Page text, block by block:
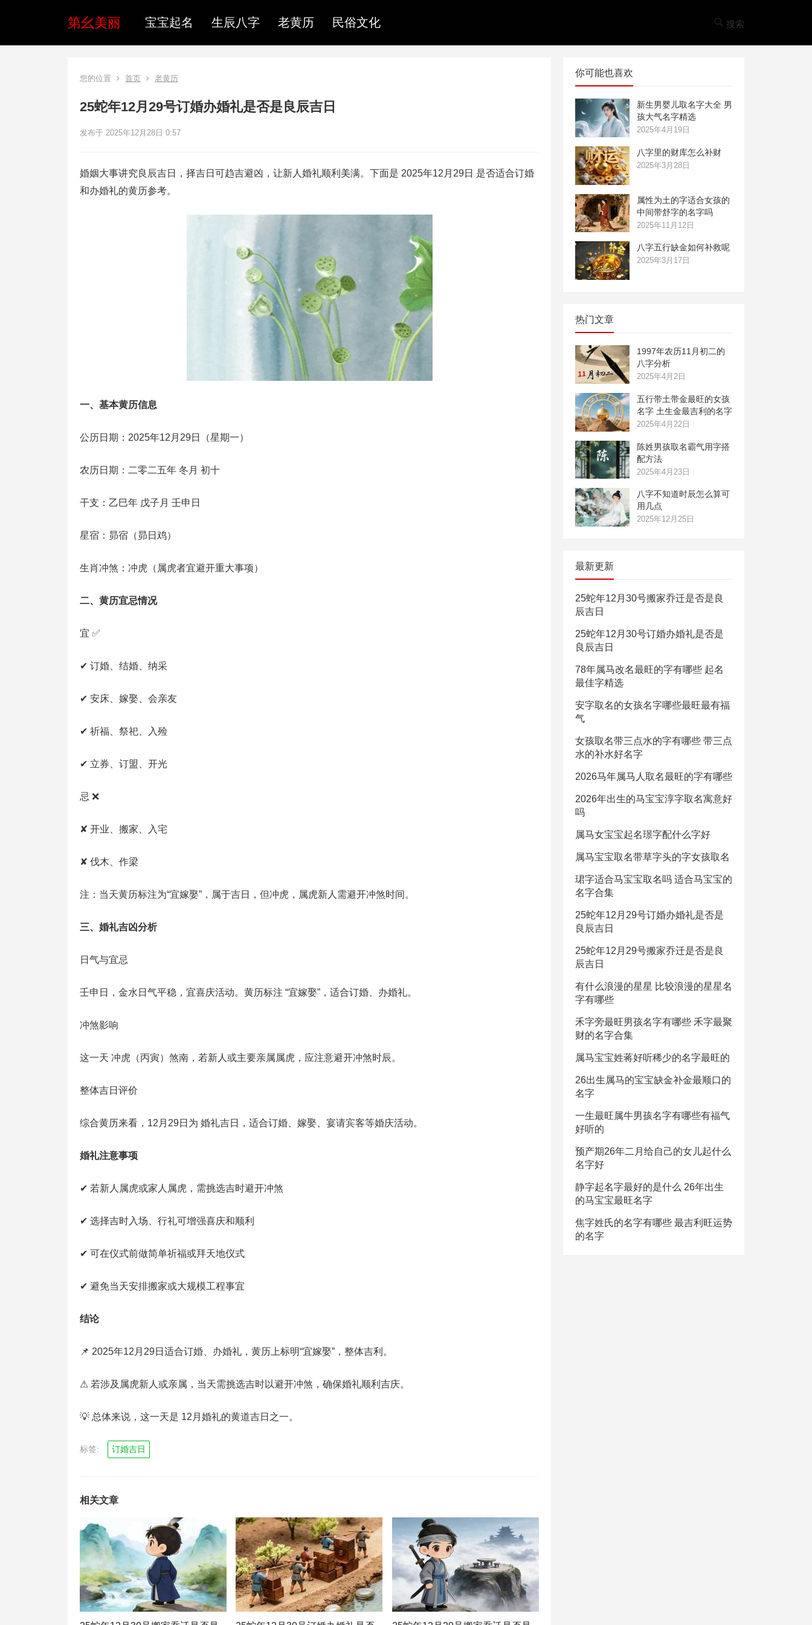
第幺美丽 宝宝起名 生辰八字 老黄历 民俗文化 搜索
您的位置 首页 老黄历
25蛇年12月29号订婚办婚礼是否是良辰吉日
发布于 2025年12月28日 0:57
婚姻大事讲究良辰吉日，择吉日可趋吉避凶，让新人婚礼顺利美满。下面是 2025年12月29日 是否适合订婚
和办婚礼的黄历参考。
一、基本黄历信息
公历日期：2025年12月29日（星期一）
农历日期：二零二五年 冬月 初十
干支：乙巳年 戊子月 壬申日
星宿：昴宿（昴日鸡）
生肖冲煞：冲虎（属虎者宜避开重大事项）
二、黄历宜忌情况
宜 ✅
✔ 订婚、结婚、纳采
✔ 安床、嫁娶、会亲友
✔ 祈福、祭祀、入殓
✔ 立券、订盟、开光
忌 ❌
✘ 开业、搬家、入宅
✘ 伐木、作梁
注：当天黄历标注为“宜嫁娶”，属于吉日，但冲虎，属虎新人需避开冲煞时间。
三、婚礼吉凶分析
日气与宜忌
壬申日，金水日气平稳，宜喜庆活动。黄历标注 “宜嫁娶”，适合订婚、办婚礼。
冲煞影响
这一天 冲虎（丙寅）煞南，若新人或主要亲属属虎，应注意避开冲煞时辰。
整体吉日评价
综合黄历来看，12月29日为 婚礼吉日，适合订婚、嫁娶、宴请宾客等婚庆活动。
婚礼注意事项
✔ 若新人属虎或家人属虎，需挑选吉时避开冲煞
✔ 选择吉时入场、行礼可增强喜庆和顺利
✔ 可在仪式前做简单祈福或拜天地仪式
✔ 避免当天安排搬家或大规模工程事宜
结论
📌 2025年12月29日适合订婚、办婚礼，黄历上标明“宜嫁娶”，整体吉利。
⚠ 若涉及属虎新人或亲属，当天需挑选吉时以避开冲煞，确保婚礼顺利吉庆。
💡 总体来说，这一天是 12月婚礼的黄道吉日之一。
标签: 订婚吉日
相关文章
你可能也喜欢
新生男婴儿取名字大全 男
孩大气名字精选
2025年4月19日
八字里的财库怎么补财
2025年3月28日
属性为土的字适合女孩的
中间带舒字的名字吗
2025年11月12日
八字五行缺金如何补救呢
2025年3月17日
热门文章
1997年农历11月初二的
八字分析
2025年4月2日
五行带土带金最旺的女孩
名字 土生金最吉利的名字
2025年4月22日
陈姓男孩取名霸气用字搭
配方法
2025年4月23日
八字不知道时辰怎么算可
用几点
2025年12月25日
最新更新
25蛇年12月30号搬家乔迁是否是良
辰吉日
25蛇年12月30号订婚办婚礼是否是
良辰吉日
78年属马改名最旺的字有哪些 起名
最佳字精选
安字取名的女孩名字哪些最旺最有福
气
女孩取名带三点水的字有哪些 带三点
水的补水好名字
2026马年属马人取名最旺的字有哪些
2026年出生的马宝宝淳字取名寓意好
吗
属马女宝宝起名璟字配什么字好
属马宝宝取名带草字头的字女孩取名
珺字适合马宝宝取名吗 适合马宝宝的
名字合集
25蛇年12月29号订婚办婚礼是否是
良辰吉日
25蛇年12月29号搬家乔迁是否是良
辰吉日
有什么浪漫的星星 比较浪漫的星星名
字有哪些
禾字旁最旺男孩名字有哪些 禾字最聚
财的名字合集
属马宝宝姓蒋好听稀少的名字最旺的
26出生属马的宝宝缺金补金最顺口的
名字
一生最旺属牛男孩名字有哪些有福气
好听的
预产期26年二月给自己的女儿起什么
名字好
静字起名字最好的是什么 26年出生
的马宝宝最旺名字
焦字姓氏的名字有哪些 最吉利旺运势
的名字